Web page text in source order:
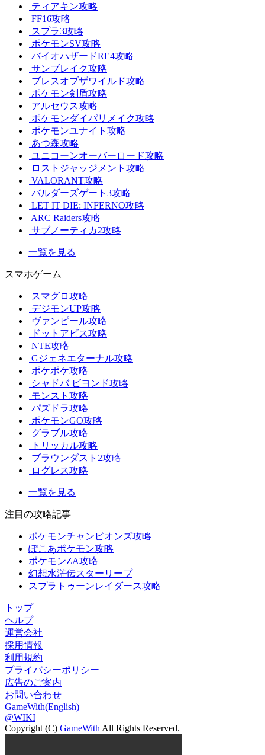
ティアキン攻略
FF16攻略
スプラ3攻略
ポケモンSV攻略
バイオハザードRE4攻略
サンブレイク攻略
ブレスオブザワイルド攻略
ポケモン剣盾攻略
アルセウス攻略
ポケモンダイパリメイク攻略
ポケモンユナイト攻略
あつ森攻略
ユニコーンオーバーロード攻略
ロストジャッジメント攻略
VALORANT攻略
バルダーズゲート3攻略
LET IT DIE: INFERNO攻略
ARC Raiders攻略
サブノーティカ2攻略
一覧を見る
スマホゲーム
スマグロ攻略
デジモンUP攻略
ヴァンピール攻略
ドットアビス攻略
NTE攻略
Gジェネエターナル攻略
ポケポケ攻略
シャドバ ビヨンド攻略
モンスト攻略
パズドラ攻略
ポケモンGO攻略
グラブル攻略
トリッカル攻略
ブラウンダスト2攻略
ログレス攻略
一覧を見る
注目の攻略記事
ポケモンチャンピオンズ攻略
ぽこあポケモン攻略
ポケモンZA攻略
幻想水滸伝スターリープ
スプラトゥーンレイダース攻略
トップ
ヘルプ
運営会社
採用情報
利用規約
プライバシーポリシー
広告のご案内
お問い合わせ
GameWith(English)
@WIKI
Copyright (C) GameWith All Rights Reserved.